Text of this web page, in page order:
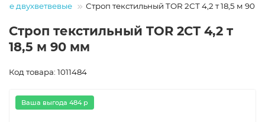
двухветвевые Строп текстильный TOR 2СТ 4,2 т 18,5 м 90
Строп текстильный TOR 2СТ 4,2 т
18,5 м 90 мм
Код товара: 1011484
Ваша выгода 484 р